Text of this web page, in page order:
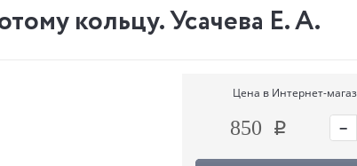
кольцу. Усачева Е. А.
Цена в Интернет-
850 −